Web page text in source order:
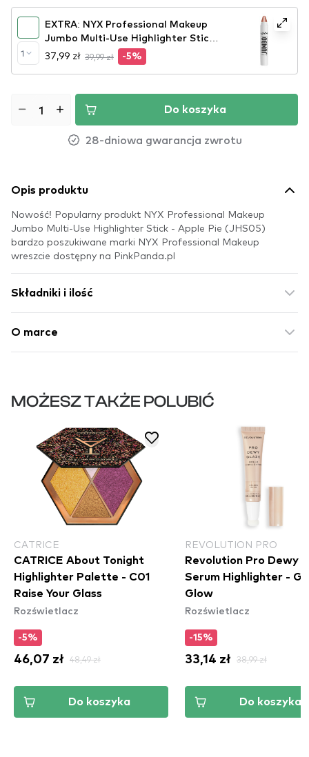
1
EXTRA: NYX Professional Makeup
Jumbo Multi-Use Highlighter Stick
- Coconut Cake (JHS01)
37,99 zł 39,99 zł -5%
Do koszyka
28-dniowa gwarancja zwrotu
Opis produktu
Nowość! Popularny produkt NYX Professional Makeup
Jumbo Multi-Use Highlighter Stick - Apple Pie (JHS05)
bardzo poszukiwane marki NYX Professional Makeup
wreszcie dostępny na PinkPanda.pl
Składniki i ilość
O marce
MOŻESZ TAKŻE POLUBIĆ
CATRICE
CATRICE About Tonight
Highlighter Palette - C01
Raise Your Glass
Rozświetlacz
-5%
46,07 zł 48,49 zł
Do koszyka
REVOLUTION PRO
Revolution Pro Dewy
Serum Highlighter -
Glow
Rozświetlacz
-15%
33,14 zł 38,99 zł
Do koszyka